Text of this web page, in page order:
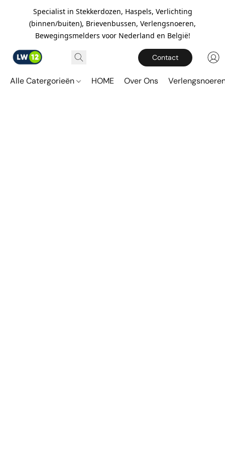
Specialist in Stekkerdozen, Haspels, Verlichting
(binnen/buiten), Brievenbussen, Verlengsnoeren,
Bewegingsmelders voor Nederland en België!
Contact
Alle Catergorieën HOME Over Ons